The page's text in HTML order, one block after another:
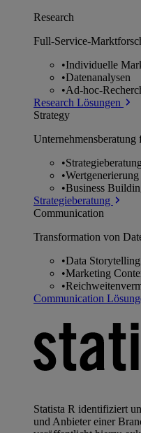
Research
Full-Service-
•Individuelle
•Datenanalysen
•Ad-hoc-
Research Lösungen
Strategy
•Strategieberatung
•
•Business
Strategieberatung
Communication
Transformation von
•Data Storytelling
•Marketing
•
Communication
Statista R identifiziert
und Anbieter einer